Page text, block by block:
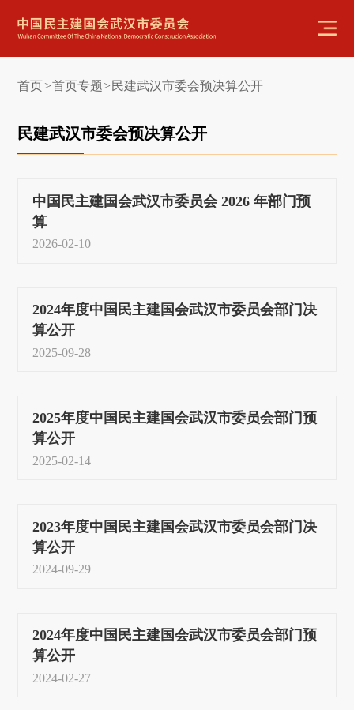
首页>首页专题> 民建武汉市委会预决算公开
民建武汉市委会预决算公开
中国民主建国会武汉市委员会 2026 年部门预
算
2026-02-10
2024年度中国民主建国会武汉市委员会部门决
算公开
2025-09-28
2025年度中国民主建国会武汉市委员会部门预
算公开
2025-02-14
2023年度中国民主建国会武汉市委员会部门决
算公开
2024-09-29
2024年度中国民主建国会武汉市委员会部门预
算公开
2024-02-27